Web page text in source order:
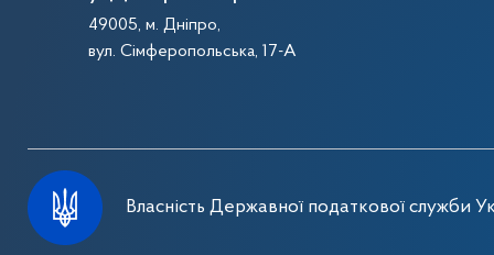
49005, м. Дніпро,
вул. Сімферопольська, 17-А
Власність Державної податкової служби